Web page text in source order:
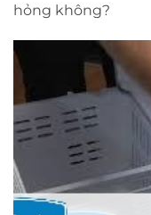
hỏng không?